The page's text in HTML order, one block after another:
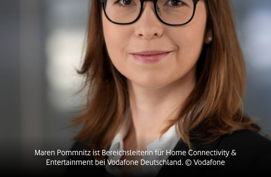
Maren Pommnitz ist Bereichsleiterin für Home Connectivity &
Entertainment bei Vodafone Deutschland. © Vodafone